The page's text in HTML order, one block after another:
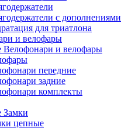
с дополнениями
для триатлона
и велофары
Велофонари и велофары
передние
задние
комплекты
Замки
цепные